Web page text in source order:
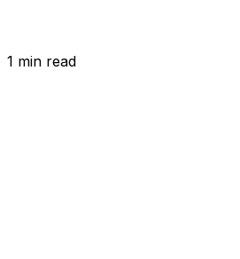
1 min read